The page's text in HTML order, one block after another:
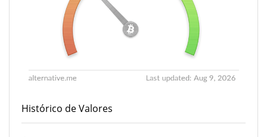
Histórico de Valores